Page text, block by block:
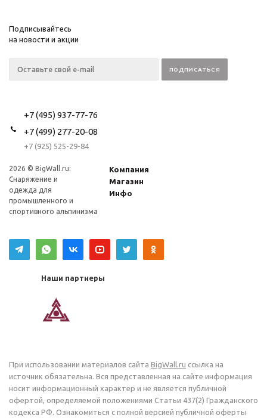
Подписывайтесь
на новости и акции
+7 (495) 937-77-76
+7 (499) 277-20-08
+7 (925) 525-29-84
2026 © BigWall.ru:
Снаряжение и
одежда для
промышленного и
спортивного альпинизма
Компания
Магазин
Инфо
Наши партнеры
При использовании материалов сайта BigWall.ru ссылка на
источник обязательна. Вся представленная на сайте информация
носит информационный характер и не является публичной
офертой, определяемой положениями Статьи 437(2) Гражданского
кодекса РФ. Ознакомиться с полной версией публичной оферты